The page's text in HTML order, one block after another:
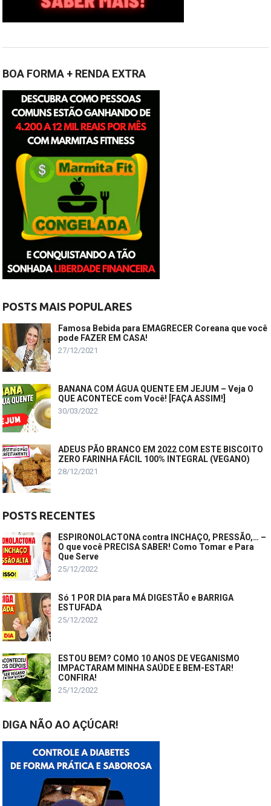
BOA FORMA + RENDA EXTRA
POSTS MAIS POPULARES
Famosa Bebida para EMAGRECER Coreana que você
pode FAZER EM CASA!
27/12/2021
BANANA COM ÁGUA QUENTE EM JEJUM – Veja O
QUE ACONTECE com Você! [FAÇA ASSIM!]
30/03/2022
ADEUS PÃO BRANCO EM 2022 COM ESTE BISCOITO
ZERO FARINHA FÁCIL 100% INTEGRAL (VEGANO)
28/12/2021
POSTS RECENTES
ESPIRONOLACTONA contra INCHAÇO, PRESSÃO,… –
O que você PRECISA SABER! Como Tomar e Para
Que Serve
25/12/2022
Só 1 POR DIA para MÁ DIGESTÃO e BARRIGA
ESTUFADA
25/12/2022
ESTOU BEM? COMO 10 ANOS DE VEGANISMO
IMPACTARAM MINHA SAÚDE E BEM-ESTAR!
CONFIRA!
25/12/2022
DIGA NÃO AO AÇÚCAR!